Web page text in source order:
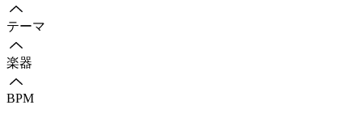
テーマ
楽器
BPM